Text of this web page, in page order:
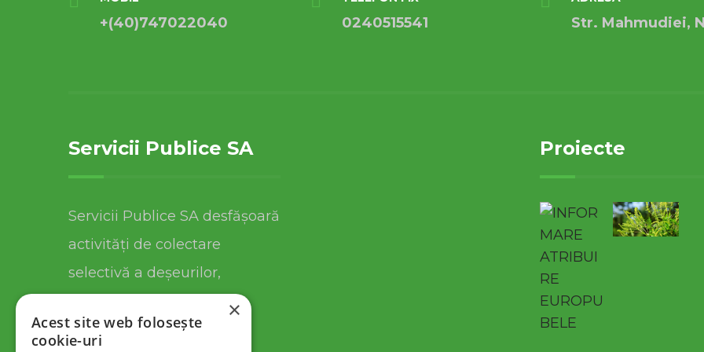
+(40)747022040 0240515541 Str. Mahmudiei,
Servicii Publice SA
Servicii Publice SA desfășoară
activități de colectare
selectivă a deșeurilor,
salubrizare și întreținere
străzi și spații publice.
Proiecte
×
Acest site web folosește
cookie-uri